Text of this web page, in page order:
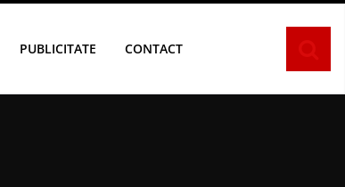
PUBLICITATE CONTACT